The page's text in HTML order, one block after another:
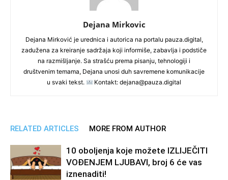
Dejana Mirkovic
Dejana Mirković je urednica i autorica na portalu pauza.digital,
zadužena za kreiranje sadržaja koji informiše, zabavlja i podstiče
na razmišljanje. Sa strašću prema pisanju, tehnologiji i
društvenim temama, Dejana unosi duh savremene komunikacije
u svaki tekst.
Kontakt: dejana@pauza.digital
RELATED ARTICLES MORE FROM AUTHOR
10 oboljenja koje možete IZLIJEČITI
VOĐENJEM LJUBAVI, broj 6 će vas
iznenaditi!